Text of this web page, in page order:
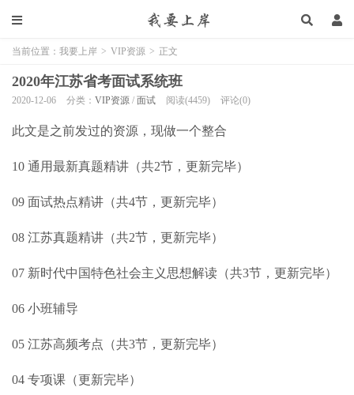
当前位置： 我要上岸 > VIP资源 > 正文
2020年江苏省考面试系统班
2020-12-06 分类： VIP资源 / 面试 阅读(4459) 评论(0)
此文是之前发过的资源，现做一个整合
10 通用最新真题精讲（共2节，更新完毕）
09 面试热点精讲（共4节，更新完毕）
08 江苏真题精讲（共2节，更新完毕）
07 新时代中国特色社会主义思想解读（共3节，更新完毕）
06 小班辅导
05 江苏高频考点（共3节，更新完毕）
04 专项课（更新完毕）